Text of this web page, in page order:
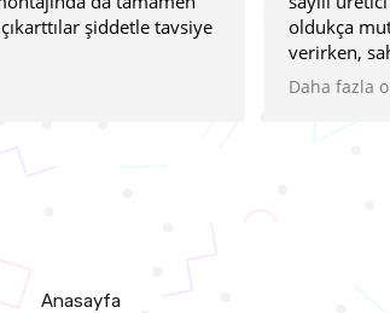
oldukça mutlu ve harika fikirler
verirken, sahibi İsmail bey, son derece
öğretici ve ilgili tavrıyla işinizi şansa
Anasayfa